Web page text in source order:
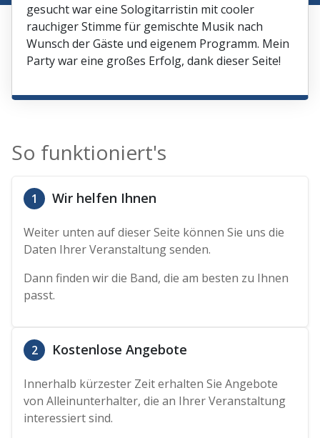
gesucht war eine Sologitarristin mit cooler
rauchiger Stimme für gemischte Musik nach
Wunsch der Gäste und eigenem Programm. Mein
Party war eine großes Erfolg, dank dieser Seite!
So funktioniert's
1 Wir helfen Ihnen
Weiter unten auf dieser Seite können Sie uns die
Daten Ihrer Veranstaltung senden.
Dann finden wir die Band, die am besten zu Ihnen
passt.
2 Kostenlose Angebote
Innerhalb kürzester Zeit erhalten Sie Angebote
von Alleinunterhalter, die an Ihrer Veranstaltung
interessiert sind.